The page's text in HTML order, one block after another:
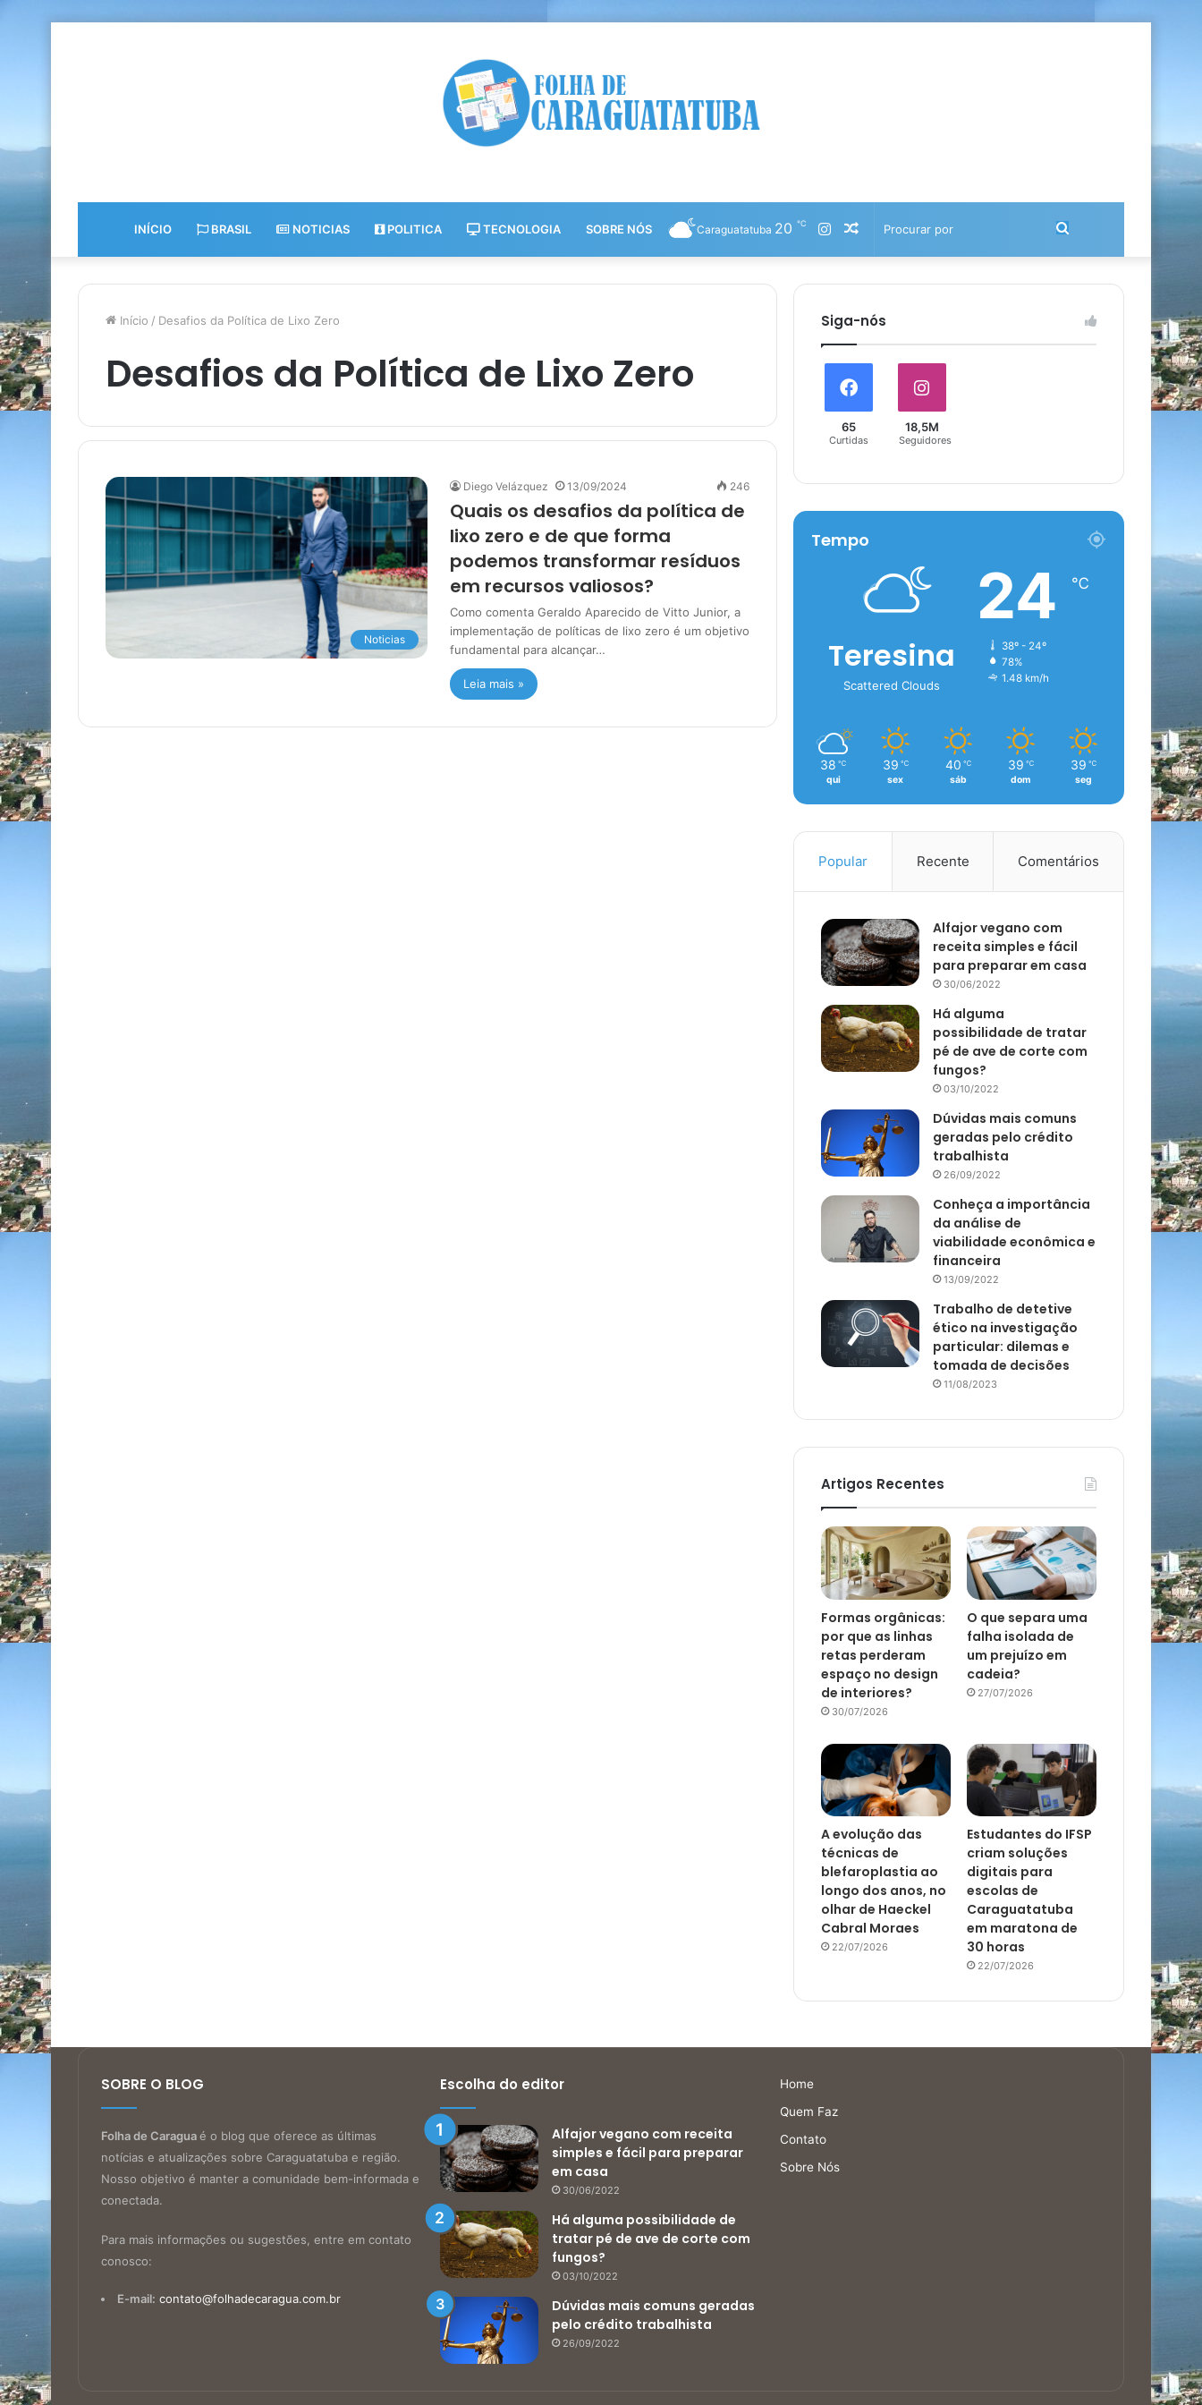
INÍCIO BRASIL NOTICIAS POLITICA TECNOLOGIA SOBRE NÓS
por
Artigo
aleatório
Instagram
Caraguatatuba 20 ℃
Início / Desafios da Política de Lixo Zero
Desafios da Política de Lixo Zero
Noticias
Diego Velázquez 13/09/2024 246
Quais os desafios da política de
lixo zero e de que forma
podemos transformar resíduos
em recursos valiosos?
Como comenta Geraldo Aparecido de Vitto Junior, a
implementação de políticas de lixo zero é um objetivo
fundamental para alcançar…
Leia mais »
Siga-nós
65
Curtidas
18,5M
Seguidores
Tempo
Teresina
Scattered Clouds
24 ℃
38º - 24º
78%
1.48 km/h
38 ℃
qui
39 ℃
sex
40 ℃
sáb
39 ℃
dom
39 ℃
seg
Popular Recente Comentários
Alfajor vegano com
receita simples e fácil
para preparar em casa
30/06/2022
Há alguma
possibilidade de tratar
pé de ave de corte com
fungos?
03/10/2022
Dúvidas mais comuns
geradas pelo crédito
trabalhista
26/09/2022
Conheça a importância
da análise de
viabilidade econômica e
financeira
13/09/2022
Trabalho de detetive
ético na investigação
particular: dilemas e
tomada de decisões
11/08/2023
Artigos Recentes
Formas orgânicas:
por que as linhas
retas perderam
espaço no design
de interiores?
30/07/2026
O que separa uma
falha isolada de
um prejuízo em
cadeia?
27/07/2026
A evolução das
técnicas de
blefaroplastia ao
longo dos anos, no
olhar de Haeckel
Cabral Moraes
22/07/2026
Estudantes do IFSP
criam soluções
digitais para
escolas de
Caraguatatuba
em maratona de
30 horas
22/07/2026
SOBRE O BLOG
Folha de Caraguaé o blog que oferece as últimas
notícias e atualizações sobre Caraguatatuba e região.
Nosso objetivo é manter a comunidade bem-informada e
conectada.
Para mais informações ou sugestões, entre em contato
conosco:
E-mail: contato@folhadecaragua.com.br
Escolha do editor
Alfajor vegano com receita
simples e fácil para preparar
em casa
30/06/2022
Há alguma possibilidade de
tratar pé de ave de corte com
fungos?
03/10/2022
Dúvidas mais comuns geradas
pelo crédito trabalhista
26/09/2022
Home
Quem Faz
Contato
Sobre Nós